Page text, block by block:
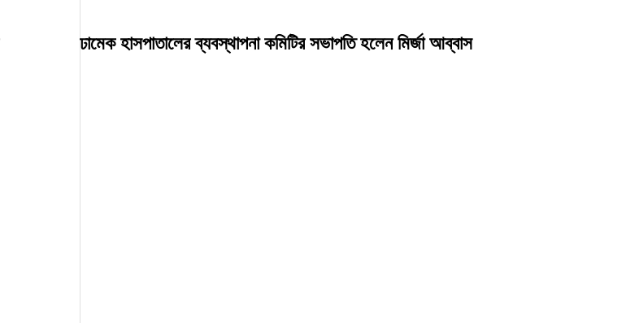
ঢামেক হাসপাতালের ব্যবস্থাপনা কমিটির সভাপতি হলেন মির্জা আব্বাস